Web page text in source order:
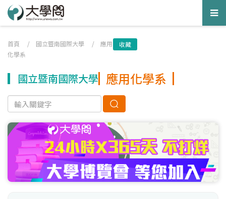
首頁 / 國立暨南國際大學 / 應用
化學系
收藏
國立暨南國際大學 應用化學系